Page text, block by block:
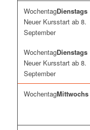
Dienstags
Neuer Kursstart ab 8.
September
Dienstags
Neuer Kursstart ab 8.
September
Mittwochs